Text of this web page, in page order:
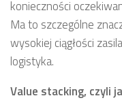
konieczności
Ma to szczególne
wysokiej ciągłości
logistyka.
Value stacking, czyli